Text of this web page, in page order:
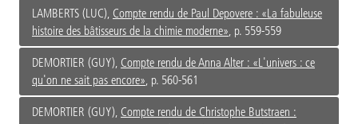
LAMBERTS (LUC), Compte rendu de Paul Depovere : «La fabuleuse
histoire des bâtisseurs de la chimie moderne», p. 559-559
DEMORTIER (GUY), Compte rendu de Anna Alter : «L'univers : ce
qu'on ne sait pas encore», p. 560-561
DEMORTIER (GUY), Compte rendu de Christophe Butstraen :